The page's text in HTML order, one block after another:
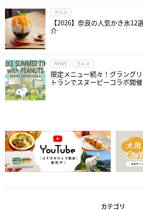
グルメ
【2026】奈良の人気かき氷
介
NEWS グルメ
限定メニュー続々！グラング
トランでスヌーピーコラボ開催
カテゴリ